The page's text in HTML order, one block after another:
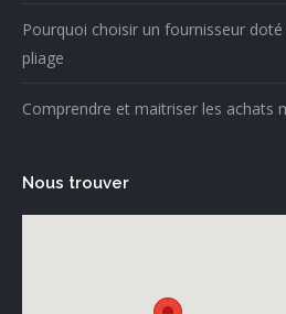
Pourquoi choisir un fournisseur doté
pliage
Comprendre et maitriser les achats
Nous trouver